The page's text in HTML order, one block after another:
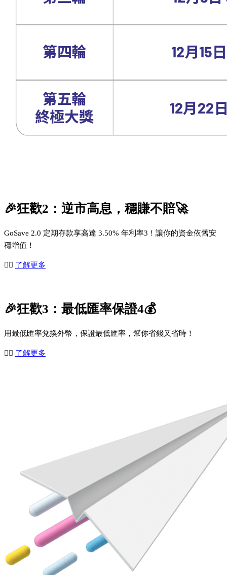
🎉狂歡2：逆市高息，穩賺不賠🚀
GoSave 2.0 定期存款享高達 3.50% 年利率3！讓你的資金依舊安
穩增值！
👉🏻 了解更多
🎉狂歡3：最低匯率保證4💰
用最低匯率兌換外幣，保證最低匯率，幫你省錢又省時！
👉🏻 了解更多